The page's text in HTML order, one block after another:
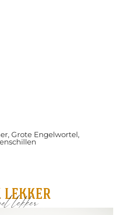
Grote Engelwortel,
lekker
lekker